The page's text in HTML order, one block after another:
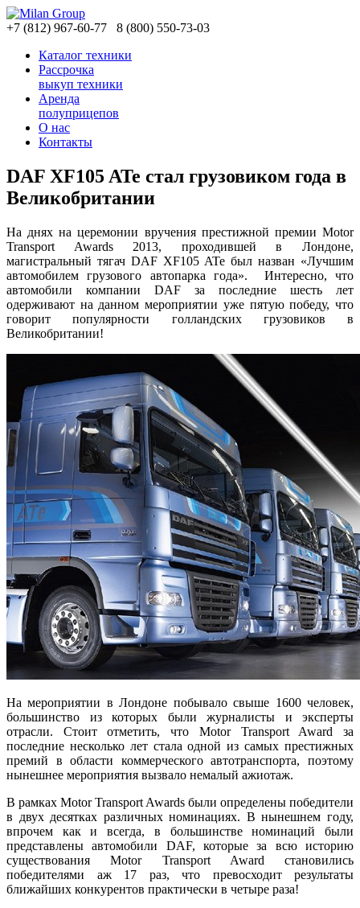
+7 (812) 967-60-77 8 (800) 550-73-03
Каталог техники
Рассрочка
выкуп техники
Аренда
полуприцепов
О нас
Контакты
DAF XF105 ATe стал грузовиком года в
Великобритании
На днях на церемонии вручения престижной премии Motor
Transport Awards 2013, проходившей в Лондоне,
магистральный тягач DAF XF105 ATe был назван «Лучшим
автомобилем грузового автопарка года». Интересно, что
автомобили компании DAF за последние шесть лет
одерживают на данном мероприятии уже пятую победу, что
говорит популярности голландских грузовиков в
Великобритании!
На мероприятии в Лондоне побывало свыше 1600 человек,
большинство из которых были журналисты и эксперты
отрасли. Стоит отметить, что Motor Transport Award за
последние несколько лет стала одной из самых престижных
премий в области коммерческого автотранспорта, поэтому
нынешнее мероприятия вызвало немалый ажиотаж.
В рамках Motor Transport Awards были определены победители
в двух десятках различных номинациях. В нынешнем году,
впрочем как и всегда, в большинстве номинаций были
представлены автомобили DAF, которые за всю историю
существования Motor Transport Award становились
победителями аж 17 раз, что превосходит результаты
ближайших конкурентов практически в четыре раза!